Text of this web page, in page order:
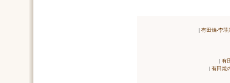
| 有田焼-李荘
| 有
| 有田焼